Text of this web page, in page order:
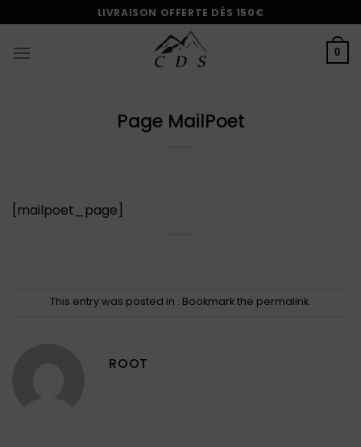
au
contenu
LIVRAISON OFFERTE DÈS 150€
0
Page MailPoet
[mailpoet_page]
This entry was posted in . Bookmark the permalink.
ROOT